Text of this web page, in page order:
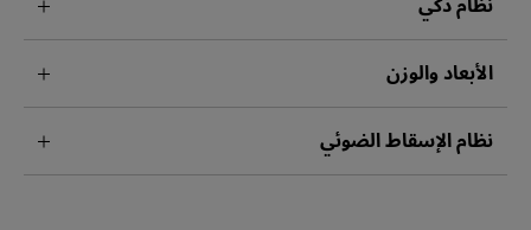
الأبعاد والوزن
نظام الإسقاط الضوئي